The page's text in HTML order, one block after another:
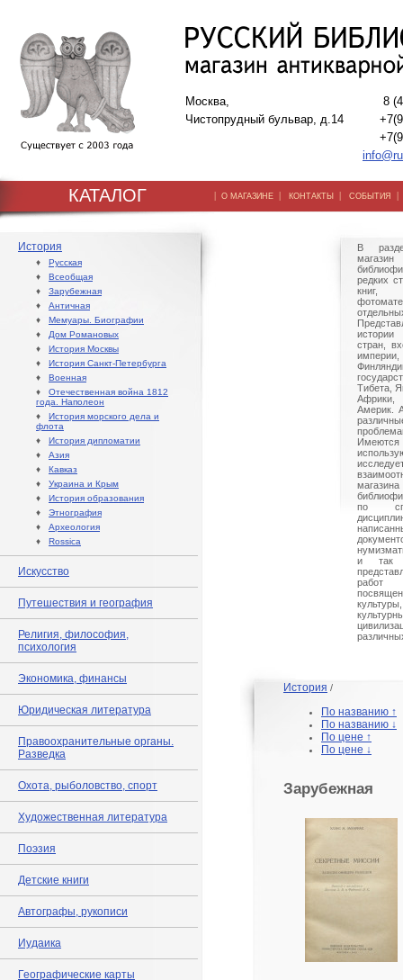
Москва,
Чистопрудный бульвар, д.14
8
КАТАЛОГ | О МАГАЗИНЕ | КОНТАКТЫ | СОБЫТИЯ
История
♦ Русская
♦ Всеобщая
♦ Зарубежная
♦ Античная
♦ Мемуары. Биографии
♦ Дом Романовых
♦ История Москвы
♦ История Санкт-Петербурга
♦ Военная
♦ Отечественная война 1812
года. Наполеон
♦ История морского дела и
флота
♦ История дипломатии
♦ Азия
♦ Кавказ
♦ Украина и Крым
♦ История образования
♦ Этнография
♦ Археология
♦ Rossica
Искусство
Путешествия и география
Религия, философия,
психология
Экономика, финансы
Юридическая литература
Правоохранительные органы.
Разведка
Охота, рыболовство, спорт
Художественная литература
Поэзия
Детские книги
Автографы, рукописи
Иудаика
Географические карты
В
магазин
редких
книг,
истории
стран,
Тибета,
Америк.
по
и так
работ
История /
По названию ↑
По названию ↓
По цене ↑
По цене ↓
Зарубежная